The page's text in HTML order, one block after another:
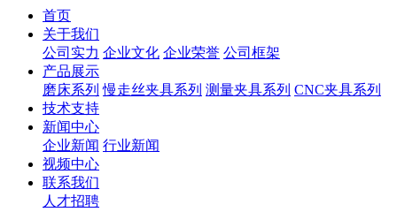
首页
关于我们
公司实力 企业文化 企业荣誉 公司框架
产品展示
磨床系列 慢走丝夹具系列 测量夹具系列 CNC夹具系列
技术支持
新闻中心
企业新闻 行业新闻
视频中心
联系我们
人才招聘